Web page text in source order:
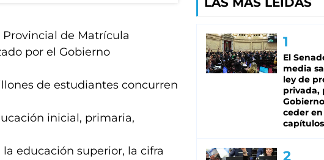
Provincial de Matrícula
por el Gobierno
de estudiantes concurren
inicial, primaria,
educación superior, la cifra
El
media
ley de
privada,
ceder
capítulos